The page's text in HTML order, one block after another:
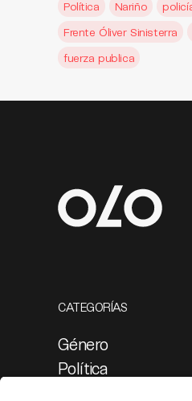
Política
Nariño
Frente Óliver Sinisterra
fuerza publica
CATEGORÍAS
Género
Política